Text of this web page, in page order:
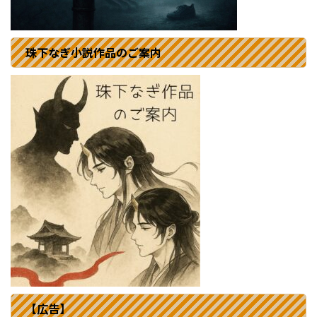
珠下なぎ小説作品のご案内
【広告】